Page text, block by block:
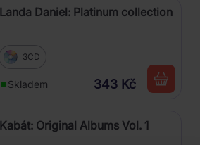
Landa Daniel: Platinum collection
3CD
Skladem 343 Kč
Kabát: Original Albums Vol. 1